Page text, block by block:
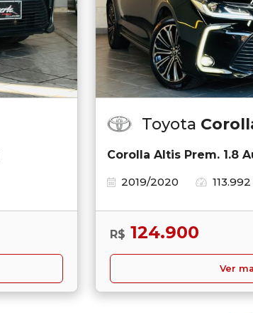
Toyota
Corolla Altis Prem. 1.8
2019/2020
R$ 124.900
Ver